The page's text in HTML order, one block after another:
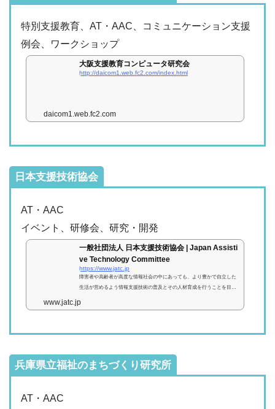
特別支援教育、AT・AAC、コミュニケーション支援
例会、ワークショップ
大阪支援教育コンピュータ研究会
http://daicom1.web.fc2.com/index.html
daicom1.web.fc2.com
日本支援技術協会
AT・AAC
イベント、研修会、研究・開発
一般社団法人 日本支援技術協会 | Japan Assisti
ve Technology Committee
https://www.jatc.jp
障害者や高齢者が高度な情報社会の中にあっても、より豊かで自立した
生活が営めるよう情報支援技術の普及とその人材育成を行うことを目的
www.jatc.jp
兵庫県立福祉のまちづくり研究所
AT・AAC